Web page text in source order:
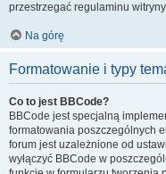
przestrzegać regulaminu
Na górę
Formatowanie i typy
Co to jest BBCode?
BBCode jest specjalną
formatowania poszczególnych
forum jest uzależnione od
wyłączyć BBCode w